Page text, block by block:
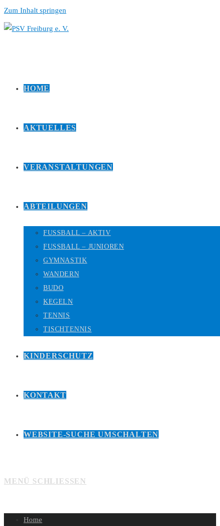
Zum Inhalt springen
HOME
AKTUELLES
VERANSTALTUNGEN
ABTEILUNGEN
FUSSBALL – AKTIV
FUSSBALL – JUNIOREN
GYMNASTIK
WANDERN
BUDO
KEGELN
TENNIS
TISCHTENNIS
KINDERSCHUTZ
KONTAKT
WEBSITE-SUCHE UMSCHALTEN
MENÜ SCHLIESSEN
Home